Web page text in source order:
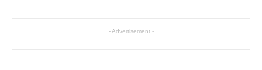
- Advertisement -